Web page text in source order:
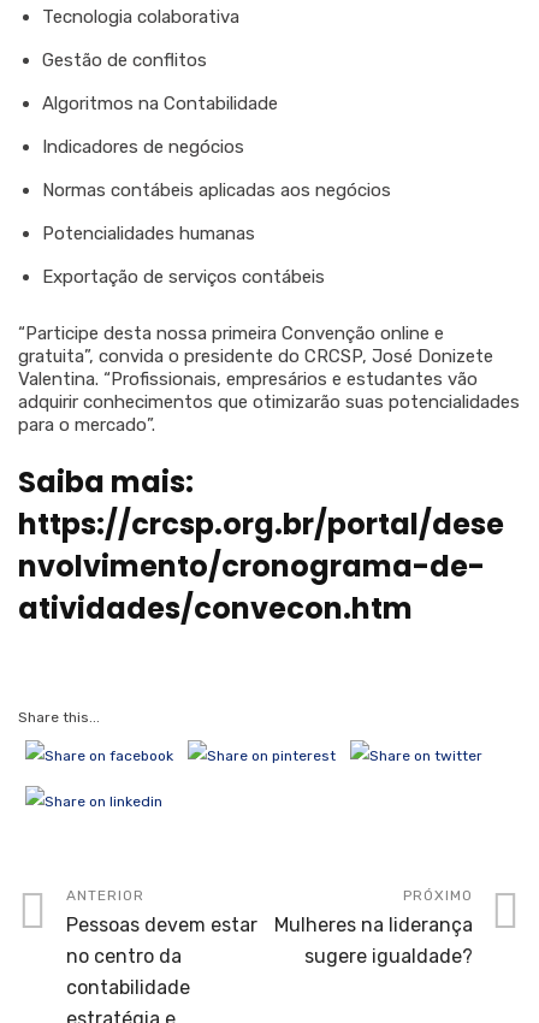
Tecnologia colaborativa
Gestão de conflitos
Algoritmos na Contabilidade
Indicadores de negócios
Normas contábeis aplicadas aos negócios
Potencialidades humanas
Exportação de serviços contábeis
“Participe desta nossa primeira Convenção online e
gratuita”, convida o presidente do CRCSP, José Donizete
Valentina. “Profissionais, empresários e estudantes vão
adquirir conhecimentos que otimizarão suas potencialidades
para o mercado”.
Saiba mais:
https://crcsp.org.br/portal/dese
nvolvimento/cronograma-de-
atividades/convecon.htm
Share this...
ANTERIOR
Pessoas devem estar
no centro da
contabilidade
PRÓXIMO
Mulheres na liderança
sugere igualdade?